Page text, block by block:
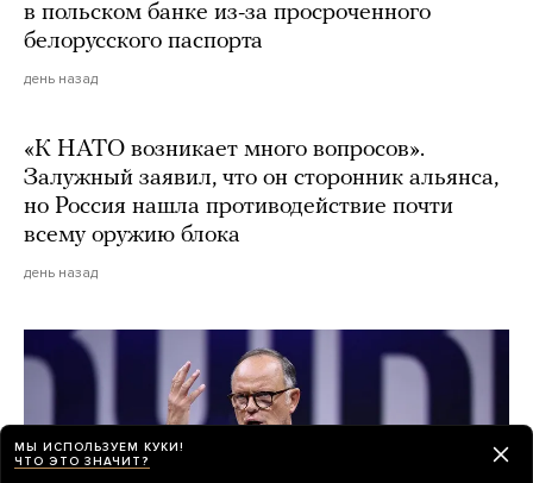
в польском банке из-за просроченного
белорусского паспорта
день назад
«К НАТО возникает много вопросов».
Залужный заявил, что он сторонник альянса,
но Россия нашла противодействие почти
всему оружию блока
день назад
МЫ ИСПОЛЬЗУЕМ КУКИ!
ЧТО ЭТО ЗНАЧИТ?